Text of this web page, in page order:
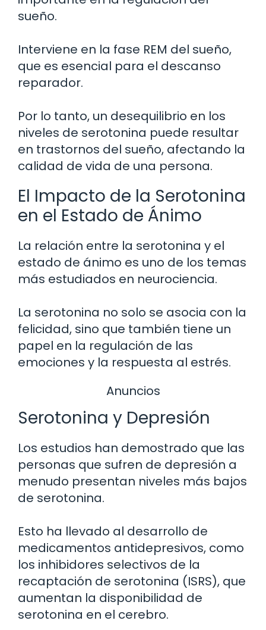
sueño.
Interviene en la fase REM del sueño,
que es esencial para el descanso
reparador.
Por lo tanto, un desequilibrio en los
niveles de serotonina puede resultar
en trastornos del sueño, afectando la
calidad de vida de una persona.
El Impacto de la Serotonina
en el Estado de Ánimo
La relación entre la serotonina y el
estado de ánimo es uno de los temas
más estudiados en neurociencia.
La serotonina no solo se asocia con la
felicidad, sino que también tiene un
papel en la regulación de las
emociones y la respuesta al estrés.
Anuncios
Serotonina y Depresión
Los estudios han demostrado que las
personas que sufren de depresión a
menudo presentan niveles más bajos
de serotonina.
Esto ha llevado al desarrollo de
medicamentos antidepresivos, como
los inhibidores selectivos de la
recaptación de serotonina (ISRS), que
aumentan la disponibilidad de
serotonina en el cerebro.